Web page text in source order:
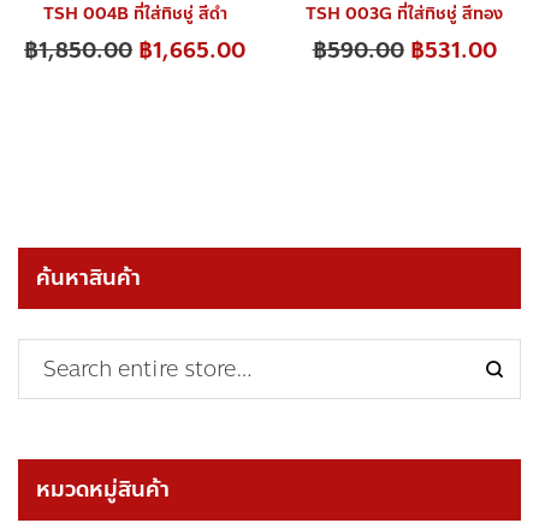
TSH 004B ที่ใส่ทิชชู่ สีดำ
฿1,850.00 ฿1,665.00
TSH 003G ที่ใส่ทิชชู่ สีทอง
฿590.00 ฿531.00
ค้นหาสินค้า
หมวดหมู่สินค้า